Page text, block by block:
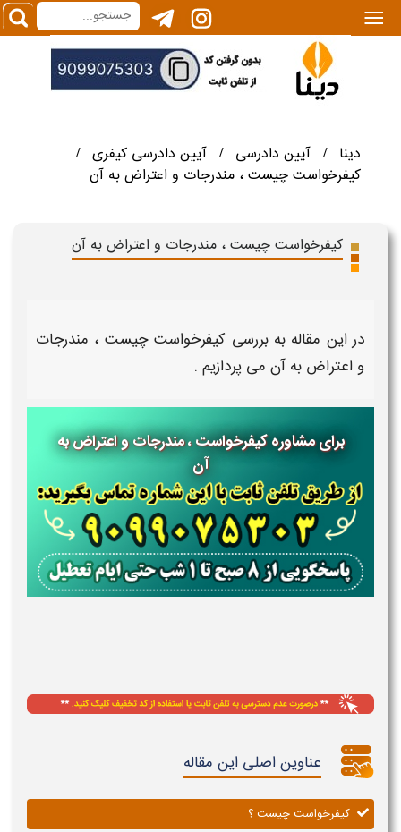
|||
دینا / آیین دادرسی / آیین دادرسی کیفری /
کیفرخواست چیست ، مندرجات و اعتراض به آن
کیفرخواست چیست ، مندرجات و اعتراض به آن
در این مقاله به بررسی کیفرخواست چیست ، مندرجات
و اعتراض به آن می پردازیم .
برای مشاوره کیفرخواست ، مندرجات و اعتراض به
آن
عناوین اصلی این مقاله
کیفرخواست چیست ؟